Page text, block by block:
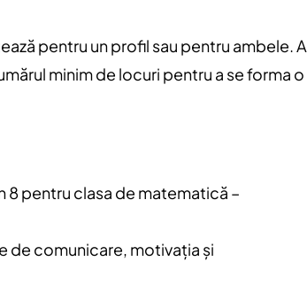
pentru un profil sau pentru ambele. A
minim de locuri pentru a se forma o
8 pentru clasa de matematică –
de comunicare, motivația și